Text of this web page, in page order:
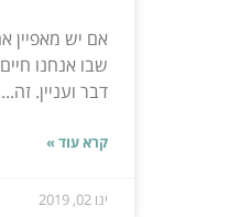
אם יש מאפיין
שבו אנחנו
דבר ועניין. זה...
קרא עוד »
ינו 02, 2019